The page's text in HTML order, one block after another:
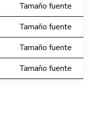
Tamaño fuente
Tamaño fuente
Tamaño fuente
Tamaño fuente